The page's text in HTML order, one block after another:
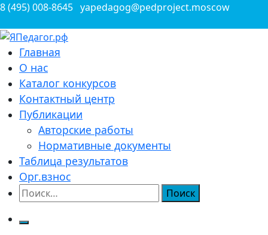
Перейти
содержимому
8 (495) 008-8645 yapedagog@pedproject.moscow
ЯПедагог.рф
Всероссийские конкурсы для педагогов
Главная
О нас
Каталог конкурсов
Контактный центр
Публикации
Авторские работы
Нормативные документы
Таблица результатов
Орг.взнос
Найти: